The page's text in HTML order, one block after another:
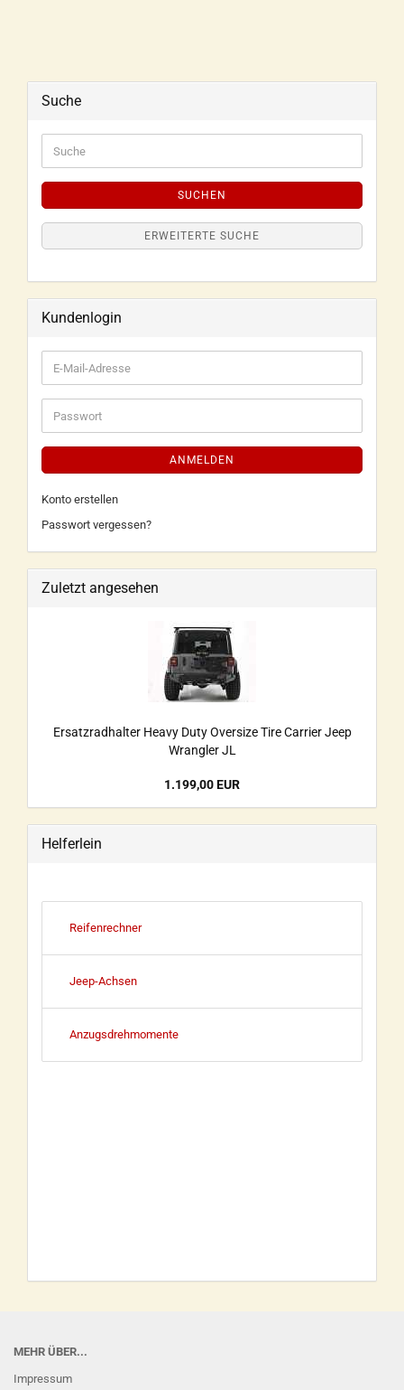
Suche
SUCHEN
ERWEITERTE SUCHE
Kundenlogin
ANMELDEN
Konto erstellen
Passwort vergessen?
Zuletzt angesehen
Ersatzradhalter Heavy Duty Oversize Tire Carrier Jeep
Wrangler JL
1.199,00 EUR
Helferlein
Reifenrechner
Jeep-Achsen
Anzugsdrehmomente
MEHR ÜBER...
Impressum